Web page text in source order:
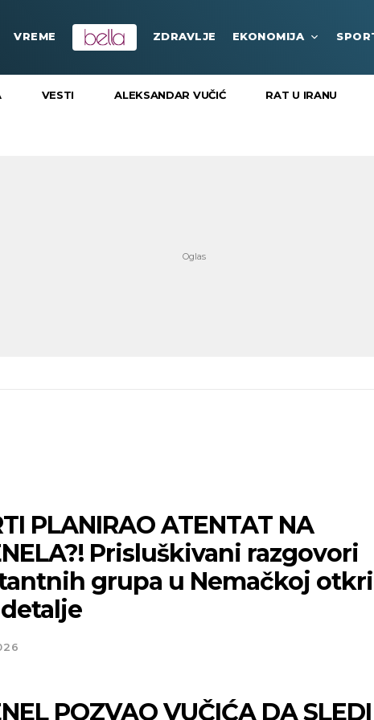
VREME ZDRAVLJE EKONOMIJA
VESTI ALEKSANDAR VUČIĆ RAT U IRANU
PLANIRAO ATENTAT NA
Prisluškivani razgovori
grupa u Nemačkoj
POZVAO VUČIĆA DA SLEDI